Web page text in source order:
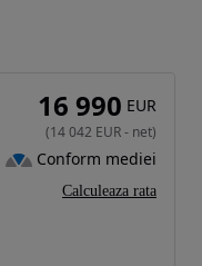
16 990 EUR
(14 042 EUR- net)
Conform mediei
Calculeaza rata